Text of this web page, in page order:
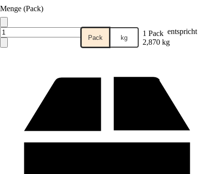
Menge (Pack)
Pack kg 1 Pack entspricht
2,870 kg